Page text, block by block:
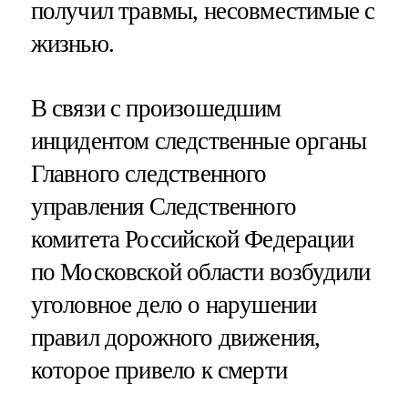
получил травмы, несовместимые с
жизнью.
В связи с произошедшим
инцидентом следственные органы
Главного следственного
управления Следственного
комитета Российской Федерации
по Московской области возбудили
уголовное дело о нарушении
правил дорожного движения,
которое привело к смерти